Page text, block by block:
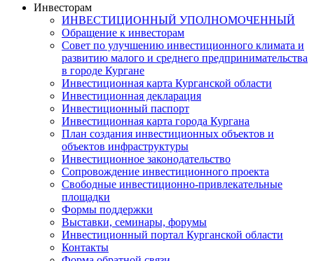
Инвесторам
ИНВЕСТИЦИОННЫЙ УПОЛНОМОЧЕННЫЙ
Обращение к инвесторам
Совет по улучшению инвестиционного климата и
развитию малого и среднего предпринимательства
в городе Кургане
Инвестиционная карта Курганской области
Инвестиционная декларация
Инвестиционный паспорт
Инвестиционная карта города Кургана
План создания инвестиционных объектов и
объектов инфраструктуры
Инвестиционное законодательство
Сопровождение инвестиционного проекта
Свободные инвестиционно-привлекательные
площадки
Формы поддержки
Выставки, семинары, форумы
Инвестиционный портал Курганской области
Контакты